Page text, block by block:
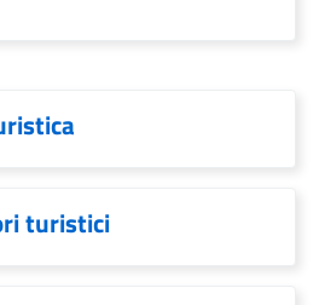
turistici